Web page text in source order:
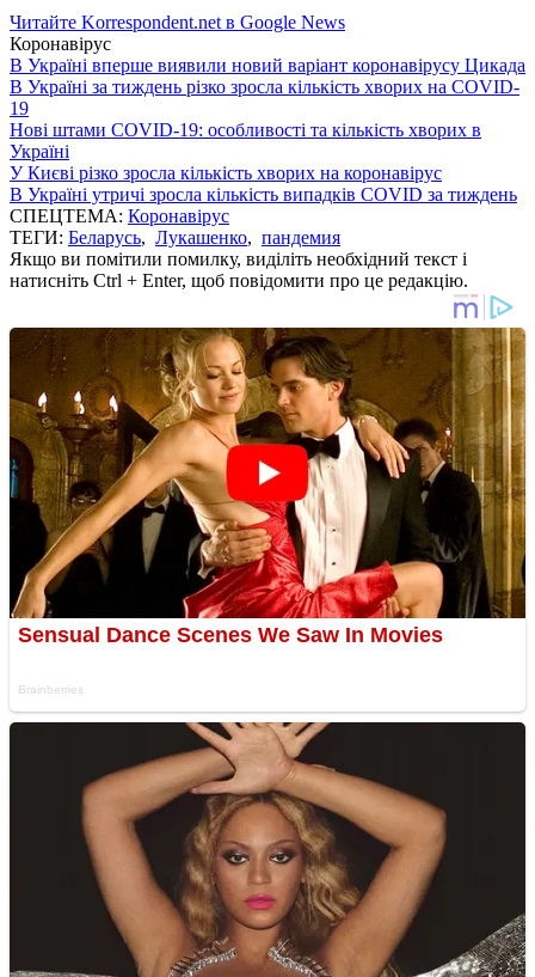
Читайте Korrespondent.net в Google News
Коронавірус
В Україні вперше виявили новий варіант коронавірусу Цикада
В Україні за тиждень різко зросла кількість хворих на COVID-
19
Нові штами COVID-19: особливості та кількість хворих в
Україні
У Києві різко зросла кількість хворих на коронавірус
В Україні утричі зросла кількість випадків COVID за тиждень
СПЕЦТЕМА: Коронавірус
ТЕГИ: Беларусь, Лукашенко, пандемия
Якщо ви помітили помилку, виділіть необхідний текст і
натисніть Ctrl + Enter, щоб повідомити про це редакцію.